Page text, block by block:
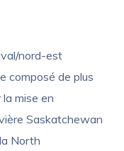
nord-est
composé de plus
la mise en
Saskatchewan
North